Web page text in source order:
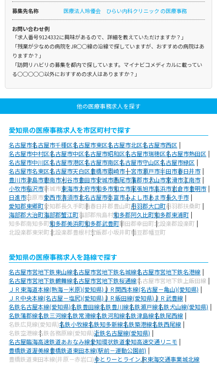
募集先名称 医療法人玲優会 ひらい内科クリニック の医療事務
お問い合わせ例
「求人番号9124332に興味があるので、詳細を教えていただけますか？」
「残業が少なめの病院をJR○○線の沿線で探していますが、おすすめの病院はあ
りますか？」
「訪問リハビリの募集を都内で探しています。マイナビコメディカルに載ってい
る○○○○○以外におすすめの求人はありますか？」
他の医療事務求人を探す
愛知県の医療事務求人を市区町村で探す
名古屋市名古屋市千種区名古屋市東区名古屋市北区名古屋市西区
名古屋市中村区名古屋市中区名古屋市昭和区名古屋市瑞穂区名古屋市熱田区
名古屋市中川区名古屋市港区名古屋市南区名古屋市守山区名古屋市緑区
名古屋市名東区名古屋市天白区豊橋市岡崎市一宮市瀬戸市半田市春日井市
豊川市津島市碧南市刈谷市豊田市安城市西尾市蒲郡市犬山市常滑市江南市
小牧市稲沢市新城市東海市大府市知多市知立市尾張旭市高浜市岩倉市豊明市
日進市田原市愛西市清須市北名古屋市弥富市みよし市あま市長久手市
愛知郡東郷町愛知郡長久手町西春日井郡豊山町丹羽郡大口町丹羽郡扶桑町
海部郡大治町海部郡蟹江町海部郡飛島村知多郡阿久比町知多郡東浦町
知多郡南知多町知多郡美浜町知多郡武豊町額田郡幸田町北設楽郡設楽町
北設楽郡東栄町北設楽郡豊根村宝飯郡小坂井町幡豆郡幡豆町
愛知県の医療事務求人を路線で探す
名古屋市営地下鉄東山線名古屋市営地下鉄名城線名古屋市営地下鉄名港線
名古屋市営地下鉄鶴舞線名古屋市営地下鉄桜通線名古屋市営地下鉄上飯田線
ＪＲ東海道本線(熱海－米原)(愛知県)ＪＲ関西本線(名古屋－亀山)(愛知県)
ＪＲ中央本線(名古屋－塩尻)(愛知県)ＪＲ飯田線(愛知県)ＪＲ武豊線
名鉄名古屋本線(愛知県)名鉄豊田線名鉄豊川線名鉄瀬戸線名鉄犬山線(愛知県)
名鉄蒲郡線名鉄三河線名鉄常滑線名鉄河和線名鉄津島線名鉄尾西線
名鉄広見線(愛知県)名鉄小牧線名鉄知多新線名鉄築港線名鉄西尾線
名鉄空港線名鉄各務原線(愛知県)近鉄名古屋線(愛知県)
名古屋臨海高速鉄道あおなみ線愛知環状鉄道愛知高速交通リニモ
豊橋鉄道渥美線豊橋鉄道東田本線(駅前－運動公園前)
豊橋鉄道東田本線(井原－赤岩口)ゆとりーとラインJR東海交通事業城北線